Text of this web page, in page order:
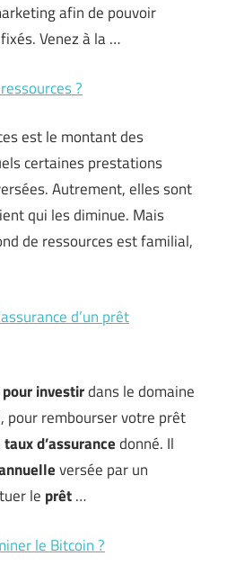
afin de pouvoir
Venez à la …
?
est le montant des
certaines prestations
Autrement, elles sont
qui les diminue. Mais
de ressources est familial,
d’un prêt
investirdans le domaine
pour rembourser votre prêt
taux d’assurancedonné. Il
versée par un
le prêt…
le Bitcoin ?